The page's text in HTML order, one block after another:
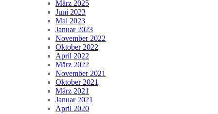
März 2025
Juni 2023
Mai 2023
Januar 2023
November 2022
Oktober 2022
April 2022
März 2022
November 2021
Oktober 2021
März 2021
Januar 2021
April 2020